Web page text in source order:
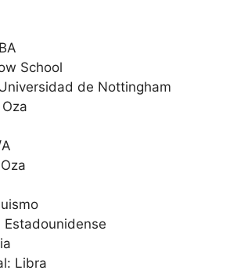
School
de Nottingham
Libra